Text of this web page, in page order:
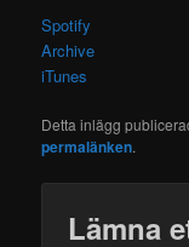
Spotify
Archive
iTunes
Detta inlägg
permalänken.
Lämna